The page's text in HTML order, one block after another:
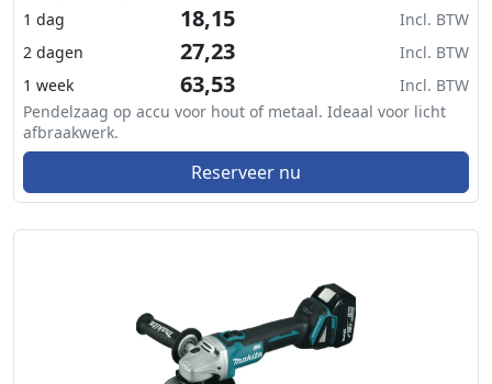
1 dag 18,15
Incl. BTW
2 dagen
27,23
Incl. BTW
1 week
63,53
Incl. BTW
Pendelzaag op accu voor hout of metaal. Ideaal voor licht
afbraakwerk.
Reserveer nu